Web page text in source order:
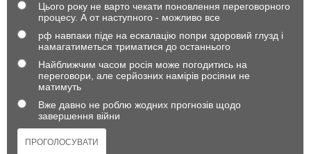
Цього року не варто чекати поновлення переговорного
процесу. А от наступного - можливо все
рф навпаки піде на ескалацію попри здоровий глузд і
намагатиметься триматися до останнього
Найближчим часом росія може погодитись на
переговори, але серйозних намірів росіяни не
матимуть
Вже давно не роблю жодних прогнозів щодо
завершення війни